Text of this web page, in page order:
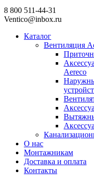
8 800 511-44-31
Ventico@inbox.ru
Каталог
Вентиляция
Aereco
О нас
Монтажникам
Доставка и оплата
Контакты